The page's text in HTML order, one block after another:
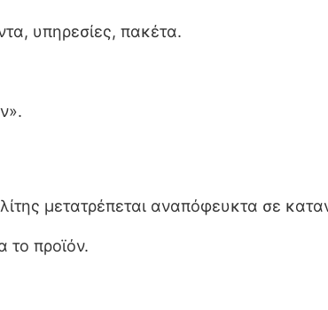
υπηρεσίες, πακέτα.
μετατρέπεται αναπόφευκτα σε
το προϊόν.